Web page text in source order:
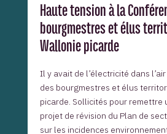
Haute tension à la
bourgmestres et élus
Wallonie picarde
Il y avait de l’électricité dans
des bourgmestres et élus
picarde. Sollicités pour remettre
projet de révision du Plan de
sur les incidences